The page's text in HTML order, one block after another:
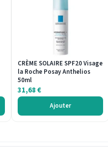
CRÈME SOLAIRE SPF20 Visage
la Roche Posay Anthelios
50ml
31,68€
Ajouter